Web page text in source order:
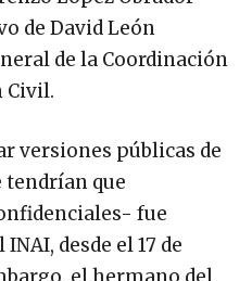
de David León
de la Coordinación
versiones públicas de
que
fue
desde el 17 de
el hermano del